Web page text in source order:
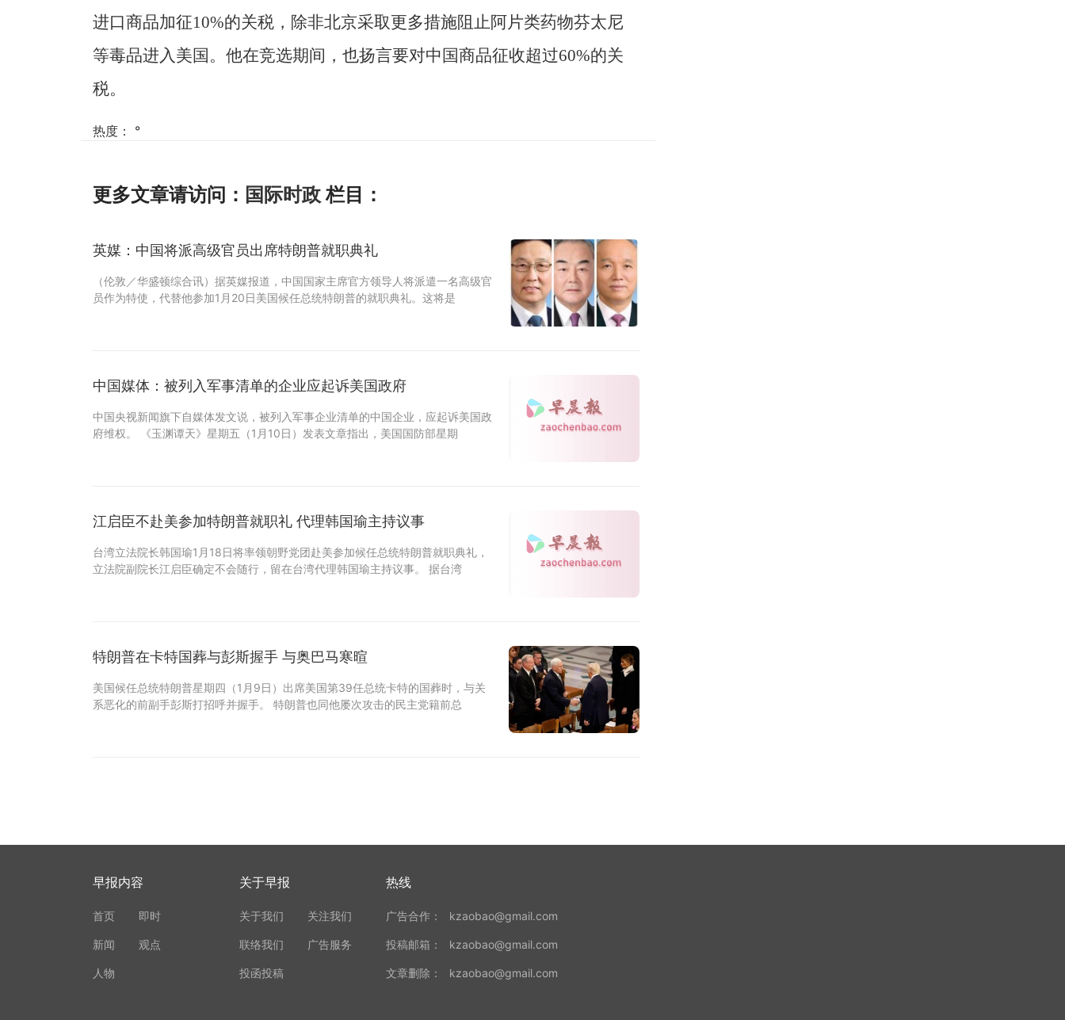
进口商品加征10%的关税，除非北京采取更多措施阻止阿片类药物芬太尼
等毒品进入美国。他在竞选期间，也扬言要对中国商品征收超过60%的关
税。
热度： °
更多文章请访问： 国际时政栏目：
英媒：中国将派高级官员出席特朗普就职典礼
（伦敦／华盛顿综合讯）据英媒报道，中国国家主席官方领导人将派遣一名高级官
员作为特使，代替他参加1月20日美国候任总统特朗普的就职典礼。这将是
中国媒体：被列入军事清单的企业应起诉美国政府
中国央视新闻旗下自媒体发文说，被列入军事企业清单的中国企业，应起诉美国政
府维权。 《玉渊谭天》星期五（1月10日）发表文章指出，美国国防部星期
江启臣不赴美参加特朗普就职礼 代理韩国瑜主持议事
台湾立法院长韩国瑜1月18日将率领朝野党团赴美参加候任总统特朗普就职典礼，
立法院副院长江启臣确定不会随行，留在台湾代理韩国瑜主持议事。 据台湾
特朗普在卡特国葬与彭斯握手 与奥巴马寒暄
美国候任总统特朗普星期四（1月9日）出席美国第39任总统卡特的国葬时，与关
系恶化的前副手彭斯打招呼并握手。 特朗普也同他屡次攻击的民主党籍前总
早报内容
首页 即时
新闻 观点
人物
关于早报
关于我们 关注我们
联络我们 广告服务
投函投稿
热线
广告合作： kzaobao@gmail.com
投稿邮箱： kzaobao@gmail.com
文章删除： kzaobao@gmail.com